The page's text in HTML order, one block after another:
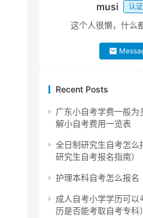
musi 认
这个人很懒，什么
Recent Posts
广东小自考学费一般为
解小自考费用一览表
全日制研究生自考怎么
研究生自考报名指南）
护理本科自考怎么报名
成人自考小学学历可以
历是否能考取自考专科）